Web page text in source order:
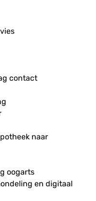
contact
naar
oogarts
en digitaal